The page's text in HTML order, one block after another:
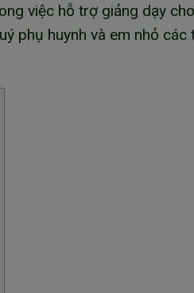
việc hỗ trợ giảng dạy
phụ huynh và em nhỏ các